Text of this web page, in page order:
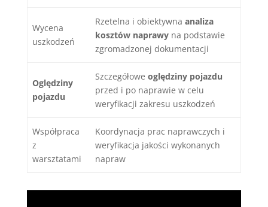
Wycena
uszkodzeń
Rzetelna i obiektywna analiza
kosztów naprawy na podstawie
zgromadzonej dokumentacji
Oględziny
pojazdu
Szczegółowe oględziny pojazdu
przed i po naprawie w celu
weryfikacji zakresu uszkodzeń
Współpraca
z
warsztatami
Koordynacja prac naprawczych i
weryfikacja jakości wykonanych
napraw